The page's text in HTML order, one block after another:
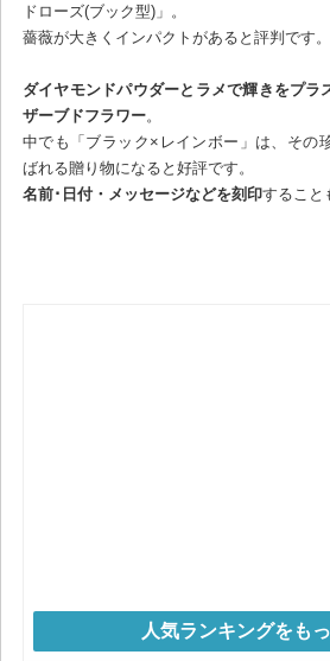
ドローズ(ブック型)」。
薔薇が大きくインパクトがあると評判です。
ダイヤモンドパウダーとラメで輝きをプラ
ザーブドフラワー。
中でも「ブラック×レインボー」は、その
ばれる贈り物になると好評です。
名前･日付・メッセージなどを刻印すること
人気ランキングをも